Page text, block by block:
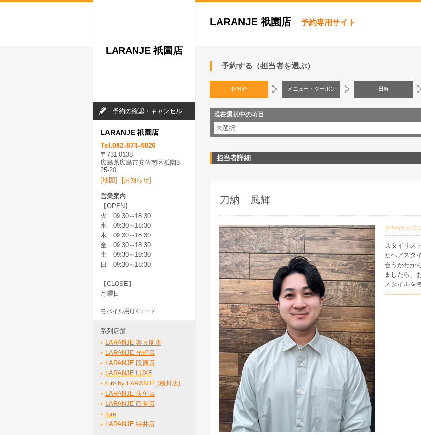
LARANJE 祇園店 予約専用サイト
予約する（担当者を選ぶ）
担当者 メニュー・クーポン 日時
現在選択中の項目
未選択
担当者詳細
刀納 風輝
担当者からの
スタイリス
たヘアスタ
合うかわか
ましたら、
スタイルを
LARANJE 祇園店
予約の確認・キャンセル
LARANJE 祇園店
Tel.082-874-4826
〒731-0138
広島県広島市安佐南区祇園3-
25-20
[地図]
[お知らせ]
営業案内
【OPEN】
火 09:30～18:30
水 09:30～18:30
木 09:30～18:30
金 09:30～18:30
土 09:30～19:30
日 09:30～18:30
【CLOSE】
月曜日
モバイル用QRコード
系列店舗
LARANJE 楽々園店
LARANJE 光町店
LARANJE 段原店
LARANJE LUXE
ture by LARANJE (横川店)
LARANJE 庚午店
LARANJE 己斐店
ture
LARANJE 緑井店